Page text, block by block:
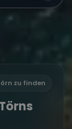
zu finden